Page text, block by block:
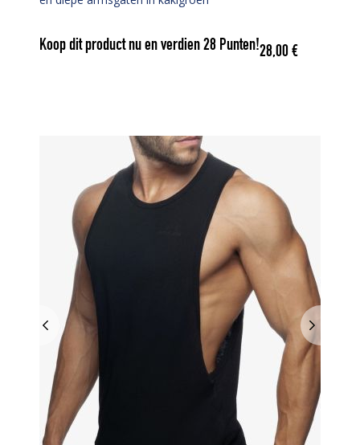
Koop dit product nu en verdien28 Punten!28,00€